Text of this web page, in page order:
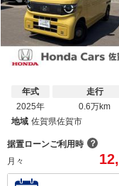
年式
2025年
走行
0.6万km
地域 佐賀県佐賀市
据置ローンご利用時 ？
月々